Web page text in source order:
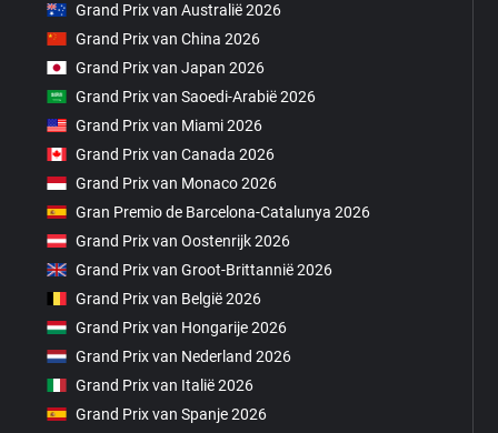
Grand Prix van Australië 2026
Grand Prix van China 2026
Grand Prix van Japan 2026
Grand Prix van Saoedi-Arabië 2026
Grand Prix van Miami 2026
Grand Prix van Canada 2026
Grand Prix van Monaco 2026
Gran Premio de Barcelona-Catalunya 2026
Grand Prix van Oostenrijk 2026
Grand Prix van Groot-Brittannië 2026
Grand Prix van België 2026
Grand Prix van Hongarije 2026
Grand Prix van Nederland 2026
Grand Prix van Italië 2026
Grand Prix van Spanje 2026